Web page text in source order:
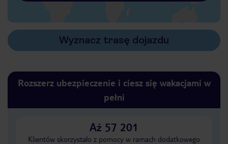
Wyznacz trasę dojazdu
Rozszerz ubezpieczenie i ciesz się wakacjami w
pełni
Aż 57 201
Klientów skorzystało z pomocy w ramach dodatkowego